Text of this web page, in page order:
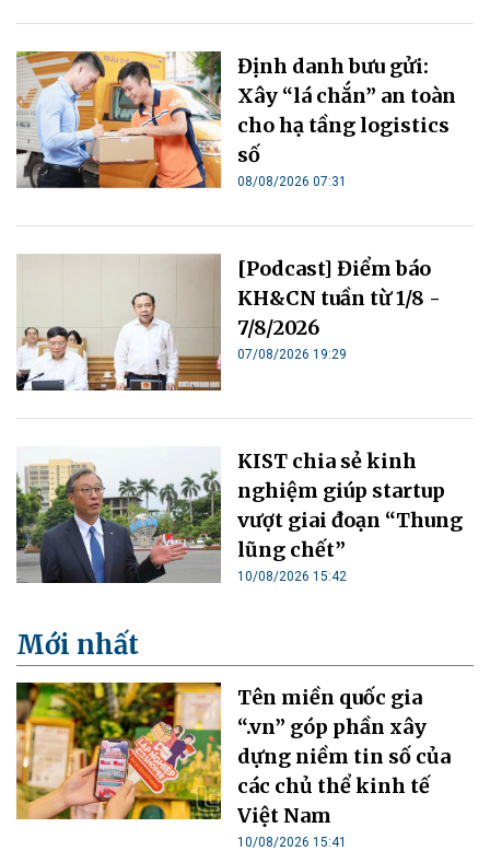
Định danh bưu gửi:
Xây “lá chắn” an toàn
cho hạ tầng logistics
số
08/08/2026 07:31
[Podcast] Điểm báo
KH&CN tuần từ 1/8 -
7/8/2026
07/08/2026 19:29
KIST chia sẻ kinh
nghiệm giúp startup
vượt giai đoạn “Thung
lũng chết”
10/08/2026 15:42
Mới nhất
Tên miền quốc gia
“.vn” góp phần xây
dựng niềm tin số của
các chủ thể kinh tế
Việt Nam
10/08/2026 15:41